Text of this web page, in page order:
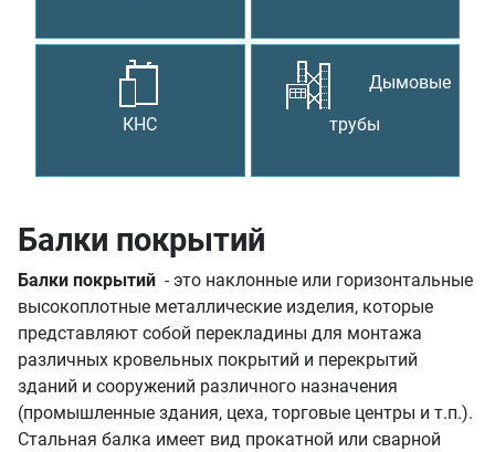
КНС
Дымовые
трубы
Балки покрытий
Балки покрытий - это наклонные или горизонтальные
высокоплотные металлические изделия, которые
представляют собой перекладины для монтажа
различных кровельных покрытий и перекрытий
зданий и сооружений различного назначения
(промышленные здания, цеха, торговые центры и т.п.).
Стальная балка имеет вид прокатной или сварной